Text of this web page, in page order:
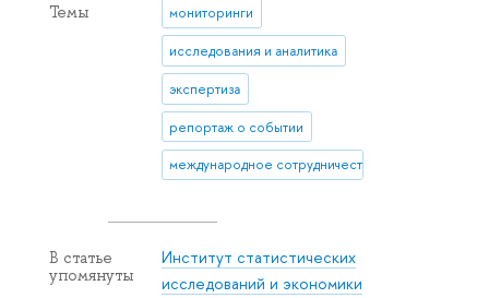
Темы мониторинги
исследования и аналитика
экспертиза
репортаж о событии
международное сотрудничество
В статье
упомянуты
Институт статистических
исследований и экономики